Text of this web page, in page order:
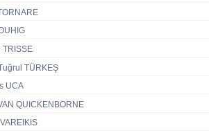
TRISSE
Tuğrul TÜRKEŞ
UCA
QUICKENBORNE